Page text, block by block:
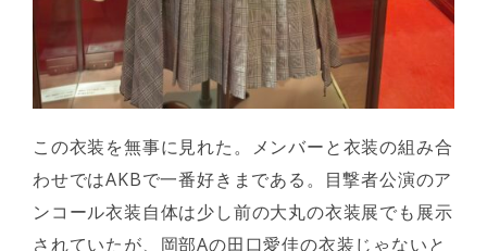
この衣装を無事に見れた。メンバーと衣装の組み合
わせではAKBで一番好きまである。目撃者公演のア
ンコール衣装自体は少し前の大丸の衣装展でも展示
されていたが、岡部Aの田口愛佳の衣装じゃないと